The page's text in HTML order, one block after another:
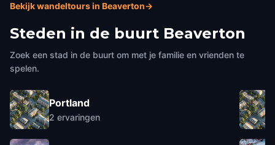
Bekijk wandeltours in Beaverton→
Steden in de buurt Beaverton
Zoek een stad in de buurt om met je familie en vrienden te
spelen.
Portland
2 ervaringen